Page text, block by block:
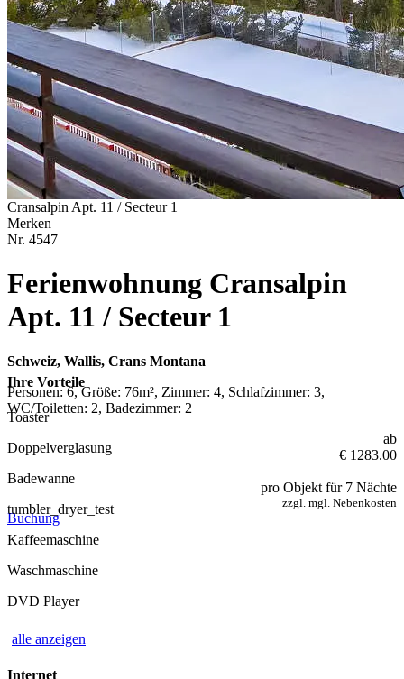
Cransalpin Apt. 11 / Secteur 1
Merken
Nr. 4547
Ferienwohnung Cransalpin
Apt. 11 / Secteur 1
Schweiz, Wallis, Crans Montana
Personen: 6, Größe: 76m², Zimmer: 4, Schlafzimmer: 3,
WC/Toiletten: 2, Badezimmer: 2
ab
€ 1283.00
pro Objekt für 7 Nächte
zzgl. mgl. Nebenkosten
Buchung
Ihre Vorteile
Toaster
Doppelverglasung
Badewanne
tumbler_dryer_test
Kaffeemaschine
Waschmaschine
DVD Player
alle anzeigen
Internet